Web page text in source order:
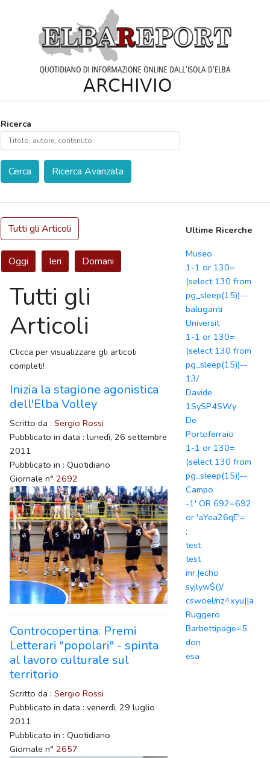
Ricerca
Cerca Ricerca Avanzata
Tutti gli Articoli
Oggi Ieri Domani
Tutti gli
Articoli
Clicca per visualizzare gli articoli
completi!
Inizia la stagione agonistica
dell'Elba Volley
Scritto da : Sergio Rossi
Pubblicato in data : lunedì, 26 settembre
2011
Pubblicato in : Quotidiano
Giornale n° 2692
Controcopertina: Premi
Letterari "popolari" - spinta
al lavoro culturale sul
territorio
Scritto da : Sergio Rossi
Pubblicato in data : venerdì, 29 luglio
2011
Pubblicato in : Quotidiano
Giornale n° 2657
Ultime Ricerche
Museo
1-1 or 130=
(select 130 from
pg_sleep(15))--
baluganti
Universit
1-1 or 130=
(select 130 from
pg_sleep(15))--
13/
Davide
1SySP4SWy
De
Portoferraio
1-1 or 130=
(select 130 from
pg_sleep(15))--
Campo
-1' OR 692=692
or 'aYea26qE'=
;
test
test
mr.|echo
syjlyw$()/
cswoel/nz^xyu||a
Ruggero
Barbettipage=5
don
esa